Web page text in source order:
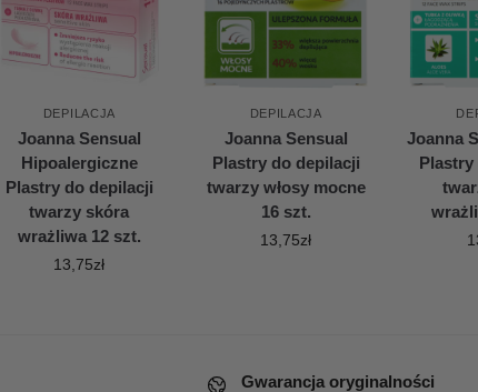
DEPILACJA
Joanna Sensual
Hipoalergiczne
Plastry do depilacji
twarzy skóra
wrażliwa 12 szt.
13,75zł
DEPILACJA
Joanna Sensual
Plastry do depilacji
twarzy włosy mocne
16 szt.
13,75zł
Joanna
Plastry
Gwarancja oryginalności